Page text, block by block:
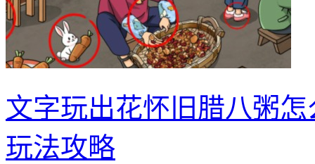
文字玩出花怀旧腊八粥
玩法攻略